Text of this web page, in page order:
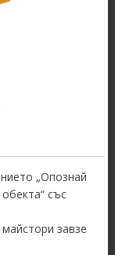
„Опознай
със
завзе